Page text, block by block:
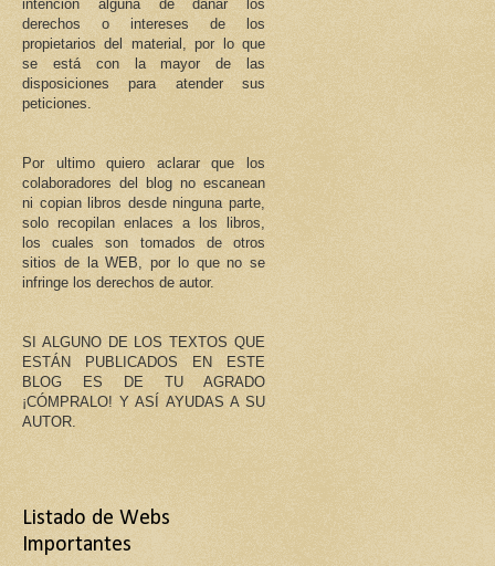
intención alguna de dañar los
derechos o intereses de los
propietarios del material, por lo que
se está con la mayor de las
disposiciones para atender sus
peticiones.
Por ultimo quiero aclarar que los
colaboradores del blog no escanean
ni copian libros desde ninguna parte,
solo recopilan enlaces a los libros,
los cuales son tomados de otros
sitios de la WEB, por lo que no se
infringe los derechos de autor.
SI ALGUNO DE LOS TEXTOS QUE
ESTÁN PUBLICADOS EN ESTE
BLOG ES DE TU AGRADO
¡CÓMPRALO! Y ASÍ AYUDAS A SU
AUTOR.
Listado de Webs
Importantes